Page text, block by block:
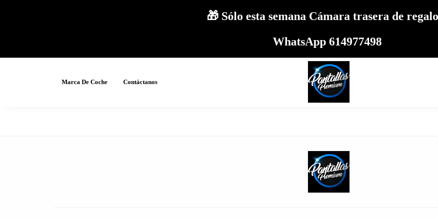
🎁 Sólo esta semana Cámara trasera de
WhatsApp 614977498
Marca De Coche Contáctanos